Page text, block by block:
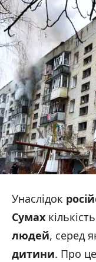
Унаслідок
Сумах
людей, серед
дитини. Про це